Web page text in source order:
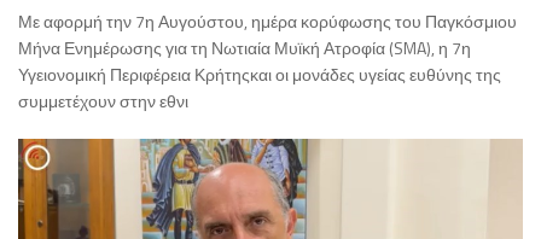
Με αφορμή την 7η Αυγούστου, ημέρα κορύφωσης του Παγκόσμιου
Μήνα Ενημέρωσης για τη Νωτιαία Μυϊκή Ατροφία (SMA), η 7η
Υγειονομική Περιφέρεια Κρήτηςκαι οι μονάδες υγείας ευθύνης της
συμμετέχουν στην εθνι